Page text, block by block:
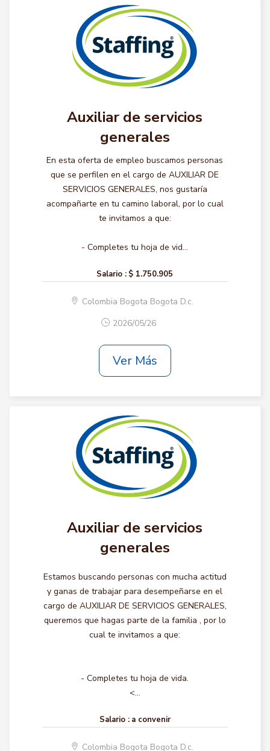
Auxiliar de servicios
generales
En esta oferta de empleo buscamos personas
que se perfilen en el cargo de AUXILIAR DE
SERVICIOS GENERALES, nos gustaría
acompañarte en tu camino laboral, por lo cual
te invitamos a que:
- Completes tu hoja de vid...
Salario : $ 1.750.905
Colombia Bogota Bogota D.c.
2026/05/26
Ver Más
Auxiliar de servicios
generales
Estamos buscando personas con mucha actitud
y ganas de trabajar para desempeñarse en el
cargo de AUXILIAR DE SERVICIOS GENERALES,
queremos que hagas parte de la familia , por lo
cual te invitamos a que:
- Completes tu hoja de vida.
<...
Salario : a convenir
Colombia Bogota Bogota D.c.